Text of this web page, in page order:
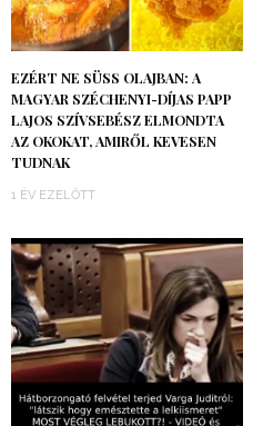
EZÉRT NE SÜSS OLAJBAN: A
MAGYAR SZÉCHENYI-DÍJAS PAPP
LAJOS SZÍVSEBÉSZ ELMONDTA
AZ OKOKAT, AMIRŐL KEVESEN
TUDNAK
1 ÉV EZELŐTT